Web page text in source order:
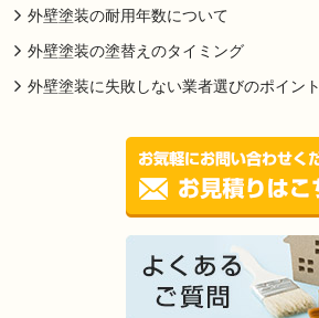
外壁塗装の耐用年数について
外壁塗装の塗替えのタイミング
外壁塗装に失敗しない業者選びのポイント